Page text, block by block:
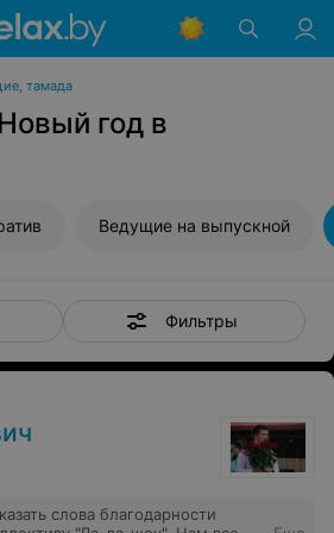
тамада
год в
Ведущие на выпускной
Фильтры
слова благодарности